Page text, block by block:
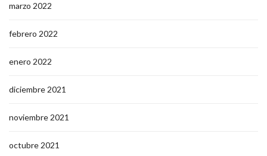
marzo 2022
febrero 2022
enero 2022
diciembre 2021
noviembre 2021
octubre 2021